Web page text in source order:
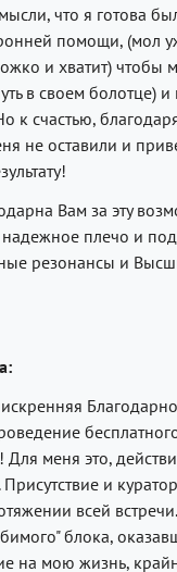
что я готова
помощи, (мол
и хватит) чтобы
в своем болотце)
к счастью,
не оставили и
Вам за эту
плечо и
резонансы и
меня это,
и
всей
блока,
на мою жизнь,